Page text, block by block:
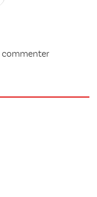
commenter